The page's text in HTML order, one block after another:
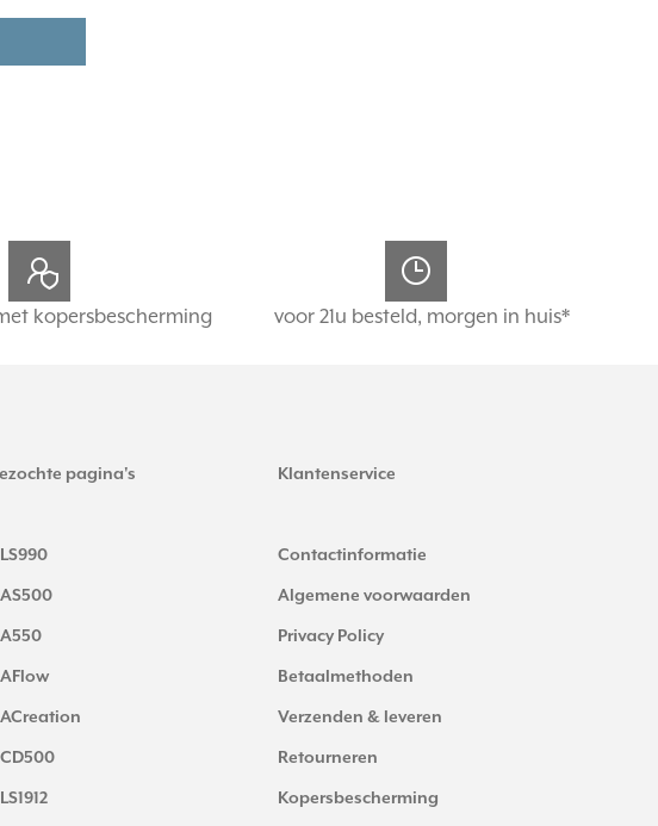
kopersbescherming voor 21u besteld, morgen in huis*
pagina's
LS990
AS500
A550
AFlow
ACreation
CD500
Klantenservice
Contactinformatie
Algemene voorwaarden
Privacy Policy
Betaalmethoden
Verzenden & leveren
Retourneren
Kopersbescherming